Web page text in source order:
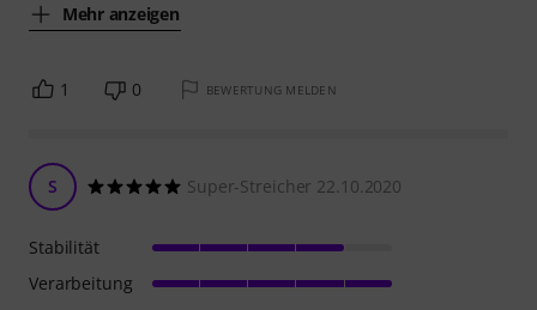
Mehr anzeigen
1 0 BEWERTUNG MELDEN
S Super-Streicher 22.10.2020
Stabilität
Verarbeitung